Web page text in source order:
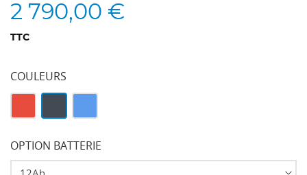
2 790,00 €
TTC
COULEURS
OPTION BATTERIE